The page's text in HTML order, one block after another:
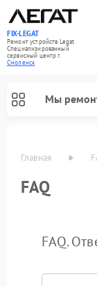
FIX-LEGAT
Ремонт устройств Legat
Специализированный
cервисный центр г.
Смоленск
Мы
Главная
FAQ
FAQ.